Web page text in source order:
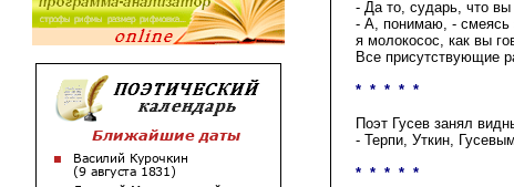
- Да то, сударь, что
- А, понимаю, - смеясь
я молокосос, как вы
Все присутствующие
* * * * *
Поэт Гусев занял
- Терпи, Уткин,
* * * * *